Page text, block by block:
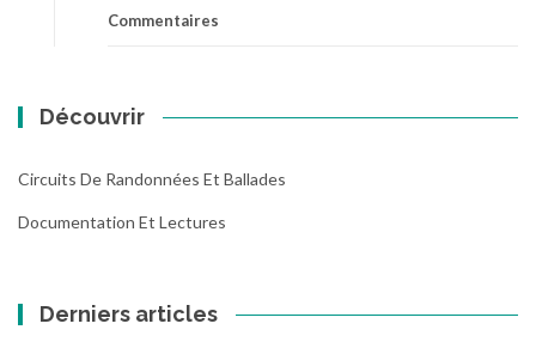
Commentaires
Découvrir
Circuits De Randonnées Et Ballades
Documentation Et Lectures
Derniers articles